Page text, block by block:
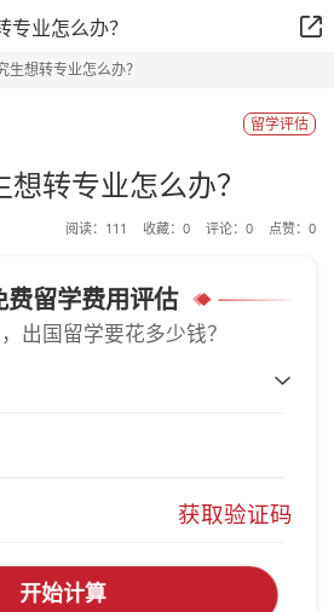
业怎么办？
生想转专业怎么办？
留学评估
转专业怎么办？
阅读： 111 收藏： 0 评论： 0 点赞： 0
费留学费用评估
出国留学要花多少钱？
获取验证码
开始计算